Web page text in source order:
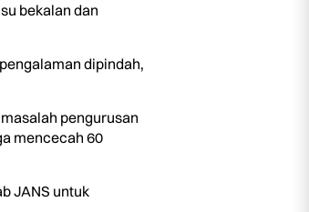
bekalan dan
dipindah,
pengurusan
mencecah 60
JANS untuk